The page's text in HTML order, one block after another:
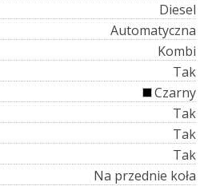
Diesel
Automatyczna
Kombi
Tak
Czarny
Tak
Tak
Tak
Na przednie koła